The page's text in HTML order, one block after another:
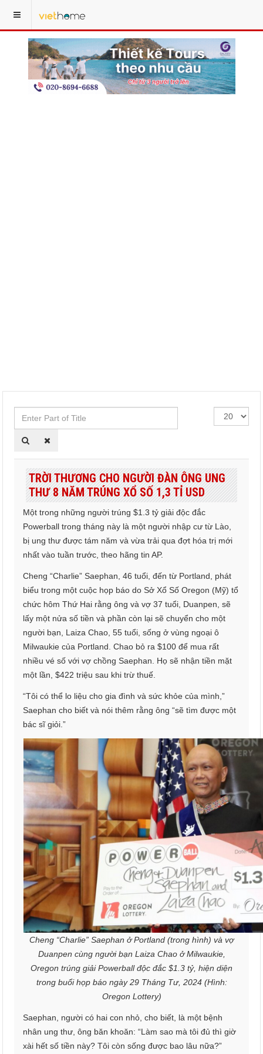
Enter
Part
of
Hiển
thị
TRỜI THƯƠNG CHO NGƯỜI ĐÀN ÔNG UNG
THƯ 8 NĂM TRÚNG XỔ SỐ 1,3 TỈ USD
Một trong những người trúng $1.3 tỷ giải độc đắc
Powerball trong tháng này là một người nhập cư từ Lào,
bị ung thư được tám năm và vừa trải qua đợt hóa trị mới
nhất vào tuần trước, theo hãng tin AP.
Cheng “Charlie” Saephan, 46 tuổi, đến từ Portland, phát
biểu trong một cuộc họp báo do Sở Xổ Số Oregon (Mỹ) tổ
chức hôm Thứ Hai rằng ông và vợ 37 tuổi, Duanpen, sẽ
lấy một nửa số tiền và phần còn lại sẽ chuyển cho một
người bạn, Laiza Chao, 55 tuổi, sống ở vùng ngoại ô
Milwaukie của Portland. Chao bỏ ra $100 để mua rất
nhiều vé số với vợ chồng Saephan. Họ sẽ nhận tiền mặt
một lần, $422 triệu sau khi trừ thuế.
“Tôi có thể lo liệu cho gia đình và sức khỏe của mình,”
Saephan cho biết và nói thêm rằng ông “sẽ tìm được một
bác sĩ giỏi.”
Cheng “Charlie” Saephan ở Portland (trong hình) và vợ
Duanpen cùng người bạn Laiza Chao ở Milwaukie,
Oregon trúng giải Powerball độc đắc $1.3 tỷ, hiện diện
trong buổi họp báo ngày 29 Tháng Tư, 2024 (Hình:
Oregon Lottery)
Saephan, người có hai con nhỏ, cho biết, là một bệnh
nhân ung thư, ông băn khoăn: “Làm sao mà tôi đủ thì giờ
xài hết số tiền này? Tôi còn sống được bao lâu nữa?”